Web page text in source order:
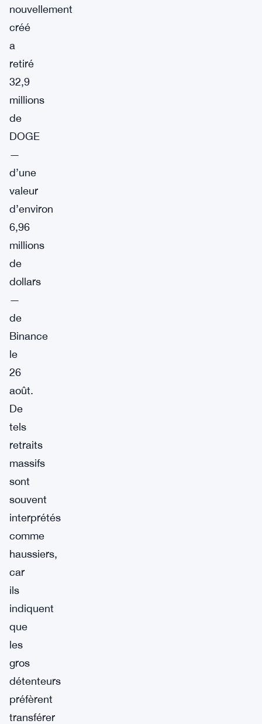
nouvellement
créé
a
retiré
32,9
millions
de
DOGE
—
d’une
valeur
d’environ
6,96
millions
de
dollars
—
de
Binance
le
26
août.
De
tels
retraits
massifs
sont
souvent
interprétés
comme
haussiers,
car
ils
indiquent
que
les
gros
détenteurs
préfèrent
transférer